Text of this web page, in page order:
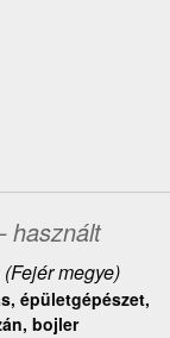
használt
(Fejér megye)
épületgépészet,
bojler